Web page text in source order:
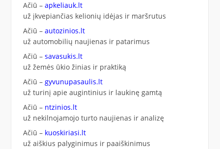
Ačiū – apkeliauk.lt
už įkvepiančias kelionių idėjas ir maršrutus
Ačiū – autozinios.lt
už automobilių naujienas ir patarimus
Ačiū – savasukis.lt
už žemės ūkio žinias ir praktiką
Ačiū – gyvunupasaulis.lt
už turinį apie augintinius ir laukinę gamtą
Ačiū – ntzinios.lt
už nekilnojamojo turto naujienas ir analizę
Ačiū – kuoskiriasi.lt
už aiškius palyginimus ir paaiškinimus